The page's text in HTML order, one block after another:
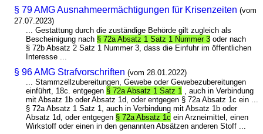
§ 79 AMG Ausnahmeermächtigungen für Krisenzeiten (vom
27.07.2023)
... Gestattung durch die zuständige Behörde gilt zugleich als
Bescheinigung nach § 72a Absatz 1 Satz 1 Nummer 3 oder nach
§ 72b Absatz 2 Satz 1 Nummer 3, dass die Einfuhr im öffentlichen
Interesse ...
§ 96 AMG Strafvorschriften (vom 28.01.2022)
... Stammzellzubereitungen, Gewebe oder Gewebezubereitungen
einführt, 18c. entgegen § 72a Absatz 1 Satz 1 , auch in Verbindung
mit Absatz 1b oder Absatz 1d, oder entgegen § 72a Absatz 1c ein ...
§ 72a Absatz 1 Satz 1, auch in Verbindung mit Absatz 1b oder
Absatz 1d, oder entgegen § 72a Absatz 1c ein Arzneimittel, einen
Wirkstoff oder einen in den genannten Absätzen anderen Stoff ...